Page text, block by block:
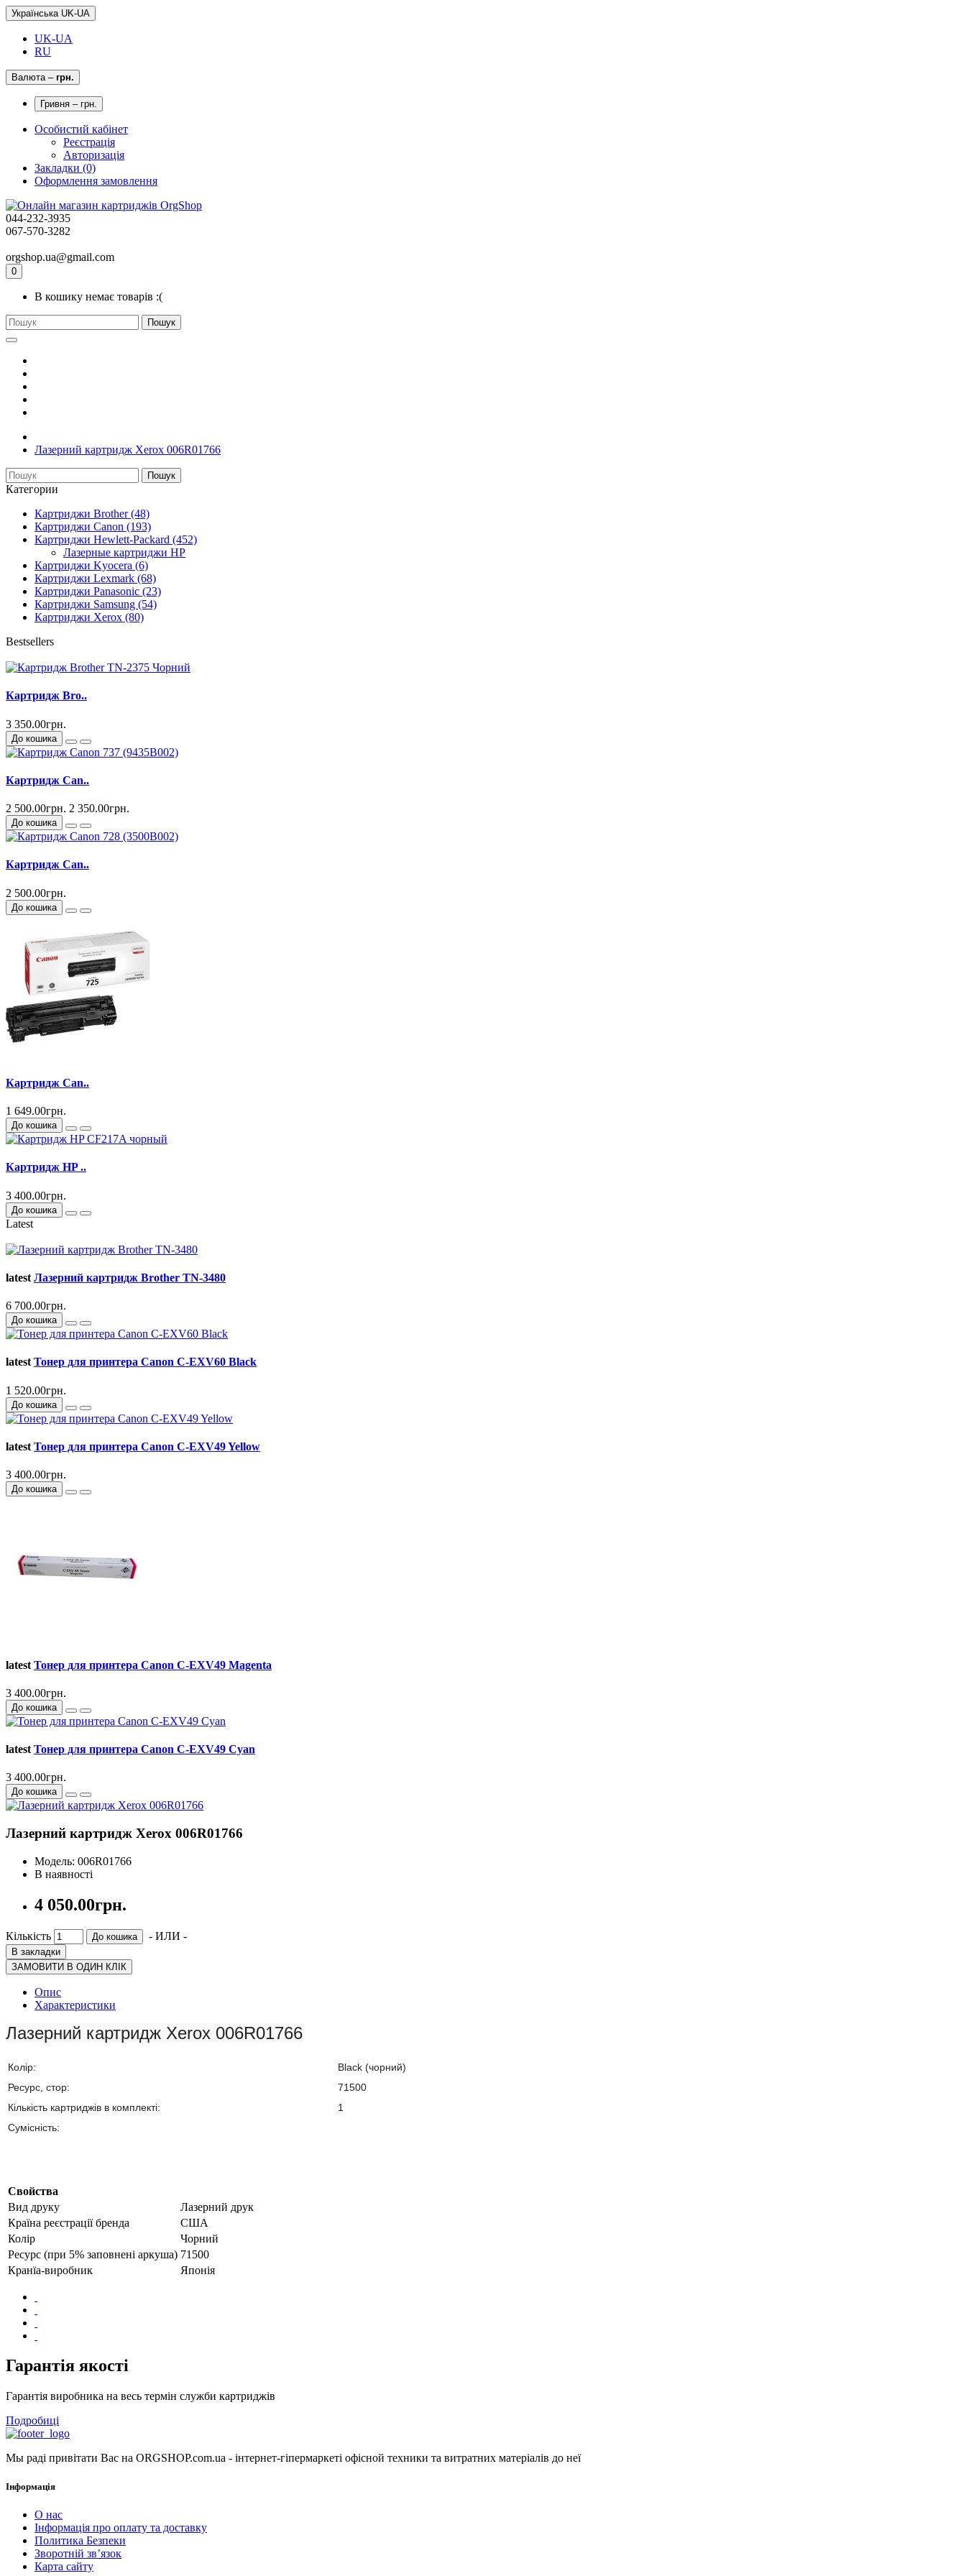
Українська UK-UA
UK-UA
RU
Валюта– грн.
Гривня – грн.
Особистий кабінет
Реєстрація
Авторизація
Закладки (0)
Оформлення замовлення
044-232-3935
067-570-3282
orgshop.ua@gmail.com
0
В кошику немає товарів :(
Пошук
Лазерний картридж Xerox 006R01766
Пошук
Категории
Картриджи Brother (48)
Картриджи Canon (193)
Картриджи Hewlett-Packard (452)
Лазерные картриджи HP
Картриджи Kyocera (6)
Картриджи Lexmark (68)
Картриджи Panasonic (23)
Картриджи Samsung (54)
Картриджи Xerox (80)
Bestsellers
Картридж Bro..
3 350.00грн.
До кошика
Картридж Can..
2 500.00грн. 2 350.00грн.
До кошика
Картридж Can..
2 500.00грн.
До кошика
Картридж Can..
1 649.00грн.
До кошика
Картридж HP ..
3 400.00грн.
До кошика
Latest
latest Лазерний картридж Brother TN-3480
6 700.00грн.
До кошика
latestТонер для принтера Canon C-EXV60 Black
1 520.00грн.
До кошика
latest Тонер для принтера Canon C-EXV49 Yellow
3 400.00грн.
До кошика
latest Тонер для принтера Canon C-EXV49 Magenta
3 400.00грн.
До кошика
latest Тонер для принтера Canon C-EXV49 Cyan
3 400.00грн.
До кошика
Лазерний картридж Xerox 006R01766
Модель: 006R01766
В наявності
4 050.00грн.
Кількість До кошика - ИЛИ -
В закладки
ЗАМОВИТИ В ОДИН КЛІК
Опис
Характеристики
Лазерний картридж Xerox 006R01766
Колір:
Black (чорний)
Ресурс, стор:
71500
Кількість картриджів в комплекті:
1
Сумісність:
Свойства
Вид друку
Лазерний друк
Країна реєстрації бренда
США
Колір
Чорний
Ресурс (при 5% заповнені аркуша) 71500
Кранїа-виробник
Японія
Гарантія якості
Гарантія виробника на весь термін служби картриджів
Подробиці
Мы раді привітати Вас на ORGSHOP.com.ua - інтернет-гіпермаркеті офісной техники та витратних матеріалів до неї
Інформація
О нас
Інформація про оплату та доставку
Политика Безпеки
Зворотній зв’язок
Карта сайту